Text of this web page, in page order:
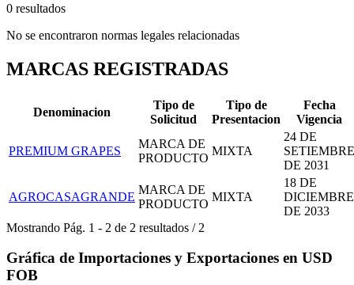
0 resultados
No se encontraron normas legales relacionadas
MARCAS REGISTRADAS
Denominacion
Tipo de
Solicitud
Tipo de
Presentacion
Fecha
Vigencia
PREMIUM GRAPES
MARCA DE
PRODUCTO
MIXTA
24 DE
SETIEMBRE
DE 2031
AGROCASAGRANDE
MARCA DE
PRODUCTO
MIXTA
18 DE
DICIEMBRE
DE 2033
Mostrando Pág. 1 - 2 de 2 resultados / 2
Gráfica de Importaciones y Exportaciones en USD
FOB